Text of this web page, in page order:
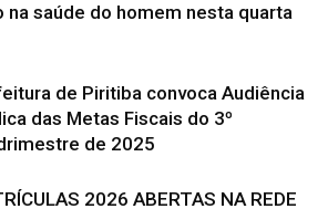
na saúde do homem nesta quarta
de Piritiba convoca Audiência
das Metas Fiscais do 3º
de 2025
2026 ABERTAS NA REDE